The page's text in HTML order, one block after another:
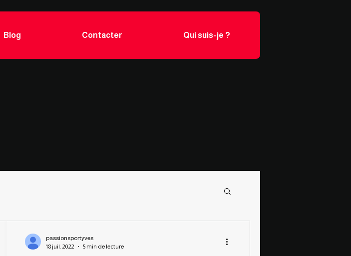
Blog Contacter Qui suis-je ?
passionsportyves
18 juil. 2022
5 min de lecture